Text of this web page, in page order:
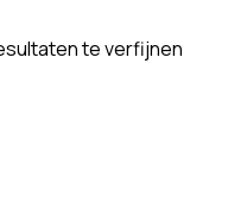
te verfijnen